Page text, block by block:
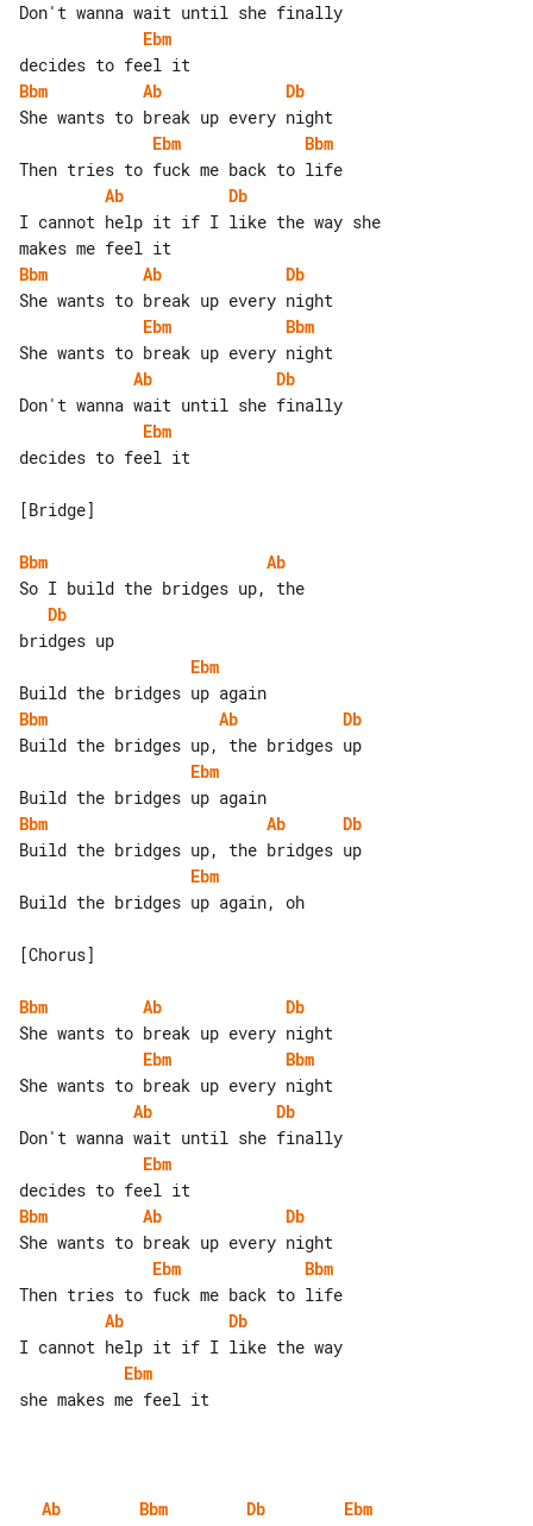
Ebm
Bbm
Ab
Db
Ebm
Bbm
Ab
Db
I cannot help it if I like the way she
Bbm
Ab
Db
Ebm
Bbm
Ab
Db
Ebm
decides to feel it
[Bridge]
Bbm
Ab
Db
Ebm
Bbm
Ab
Db
Ebm
Bbm
Ab
Db
Ebm
Build the bridges up again, oh
[Chorus]
Bbm Ab
Db
Ebm
Bbm
Ab
Db
Ebm
Bbm
Ab
Db
Ebm
Bbm
Ab
Db
Ebm
she makes me feel it
Ab Bbm Db Ebm